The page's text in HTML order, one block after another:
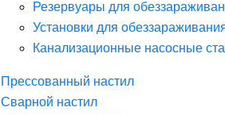
Резервуары для
Установки для
Канализационные насосные
Прессованный настил
Сварной настил